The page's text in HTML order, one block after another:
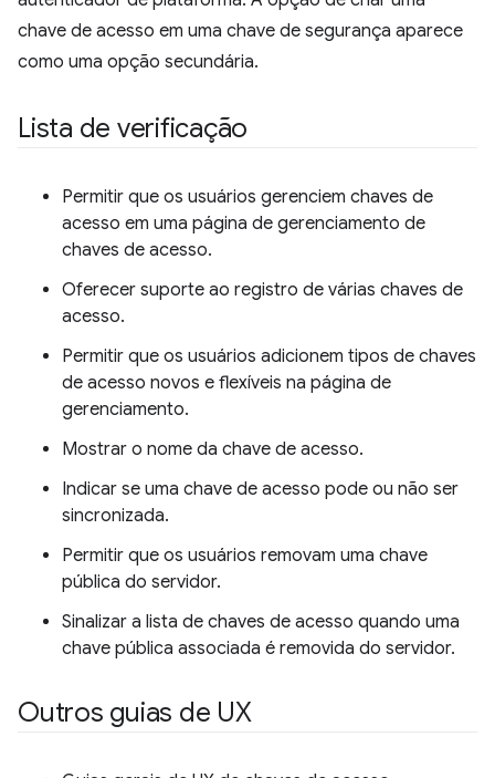
chave de acesso em uma chave de segurança aparece
como uma opção secundária.
Lista de verificação
Permitir que os usuários gerenciem chaves de
acesso em uma página de gerenciamento de
chaves de acesso.
Oferecer suporte ao registro de várias chaves de
acesso.
Permitir que os usuários adicionem tipos de chaves
de acesso novos e flexíveis na página de
gerenciamento.
Mostrar o nome da chave de acesso.
Indicar se uma chave de acesso pode ou não ser
sincronizada.
Permitir que os usuários removam uma chave
pública do servidor.
Sinalizar a lista de chaves de acesso quando uma
chave pública associada é removida do servidor.
Outros guias de UX